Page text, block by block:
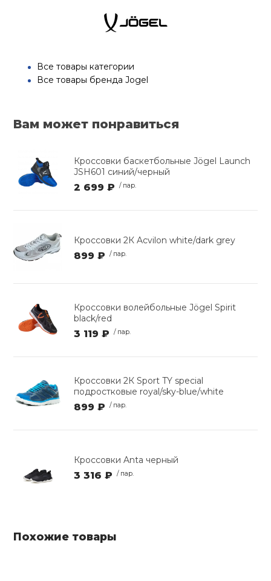
Все товары категории
Все товары бренда Jogel
Вам может понравиться
Кроссовки баскетбольные Jögel Launch
JSH601 синий/черный
2 699 ₽ / пар.
Кроссовки 2К Acvilon white/dark grey
899 ₽ / пар.
Кроссовки волейбольные Jögel Spirit
black/red
3 119 ₽ / пар.
Кроссовки 2К Sport TY special
подростковые royal/sky-blue/white
899 ₽ / пар.
Кроссовки Anta черный
3 316 ₽ / пар.
Похожие товары